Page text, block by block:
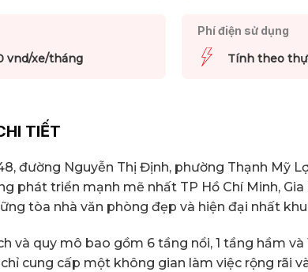
vnd/xe/tháng
Phí điện sử dụng
Tính theo
TIẾT
đường Nguyễn Thị Định, phường Thạnh Mỹ
phát triển mạnh mẽ nhất TP Hồ Chí Minh,
tòa nhà văn phòng đẹp và hiện đại nhất khu
và quy mô bao gồm 6 tầng nổi, 1 tầng hầm và
cung cấp một không gian làm việc rộng rãi